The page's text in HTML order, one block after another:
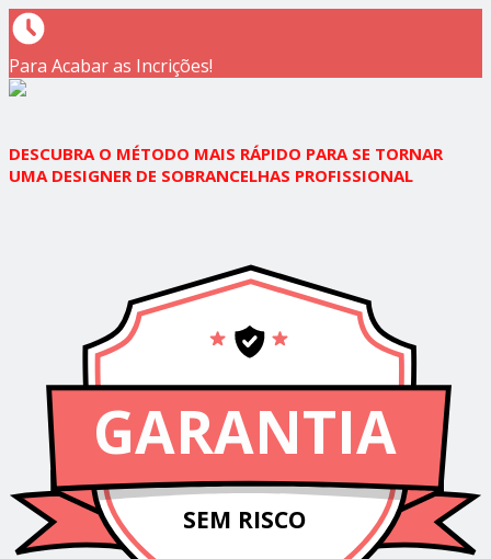
Para Acabar as Incrições!
DESCUBRA O MÉTODO MAIS RÁPIDO PARA SE TORNAR
UMA DESIGNER DE SOBRANCELHAS PROFISSIONAL
GARANTIA
SEM RISCO